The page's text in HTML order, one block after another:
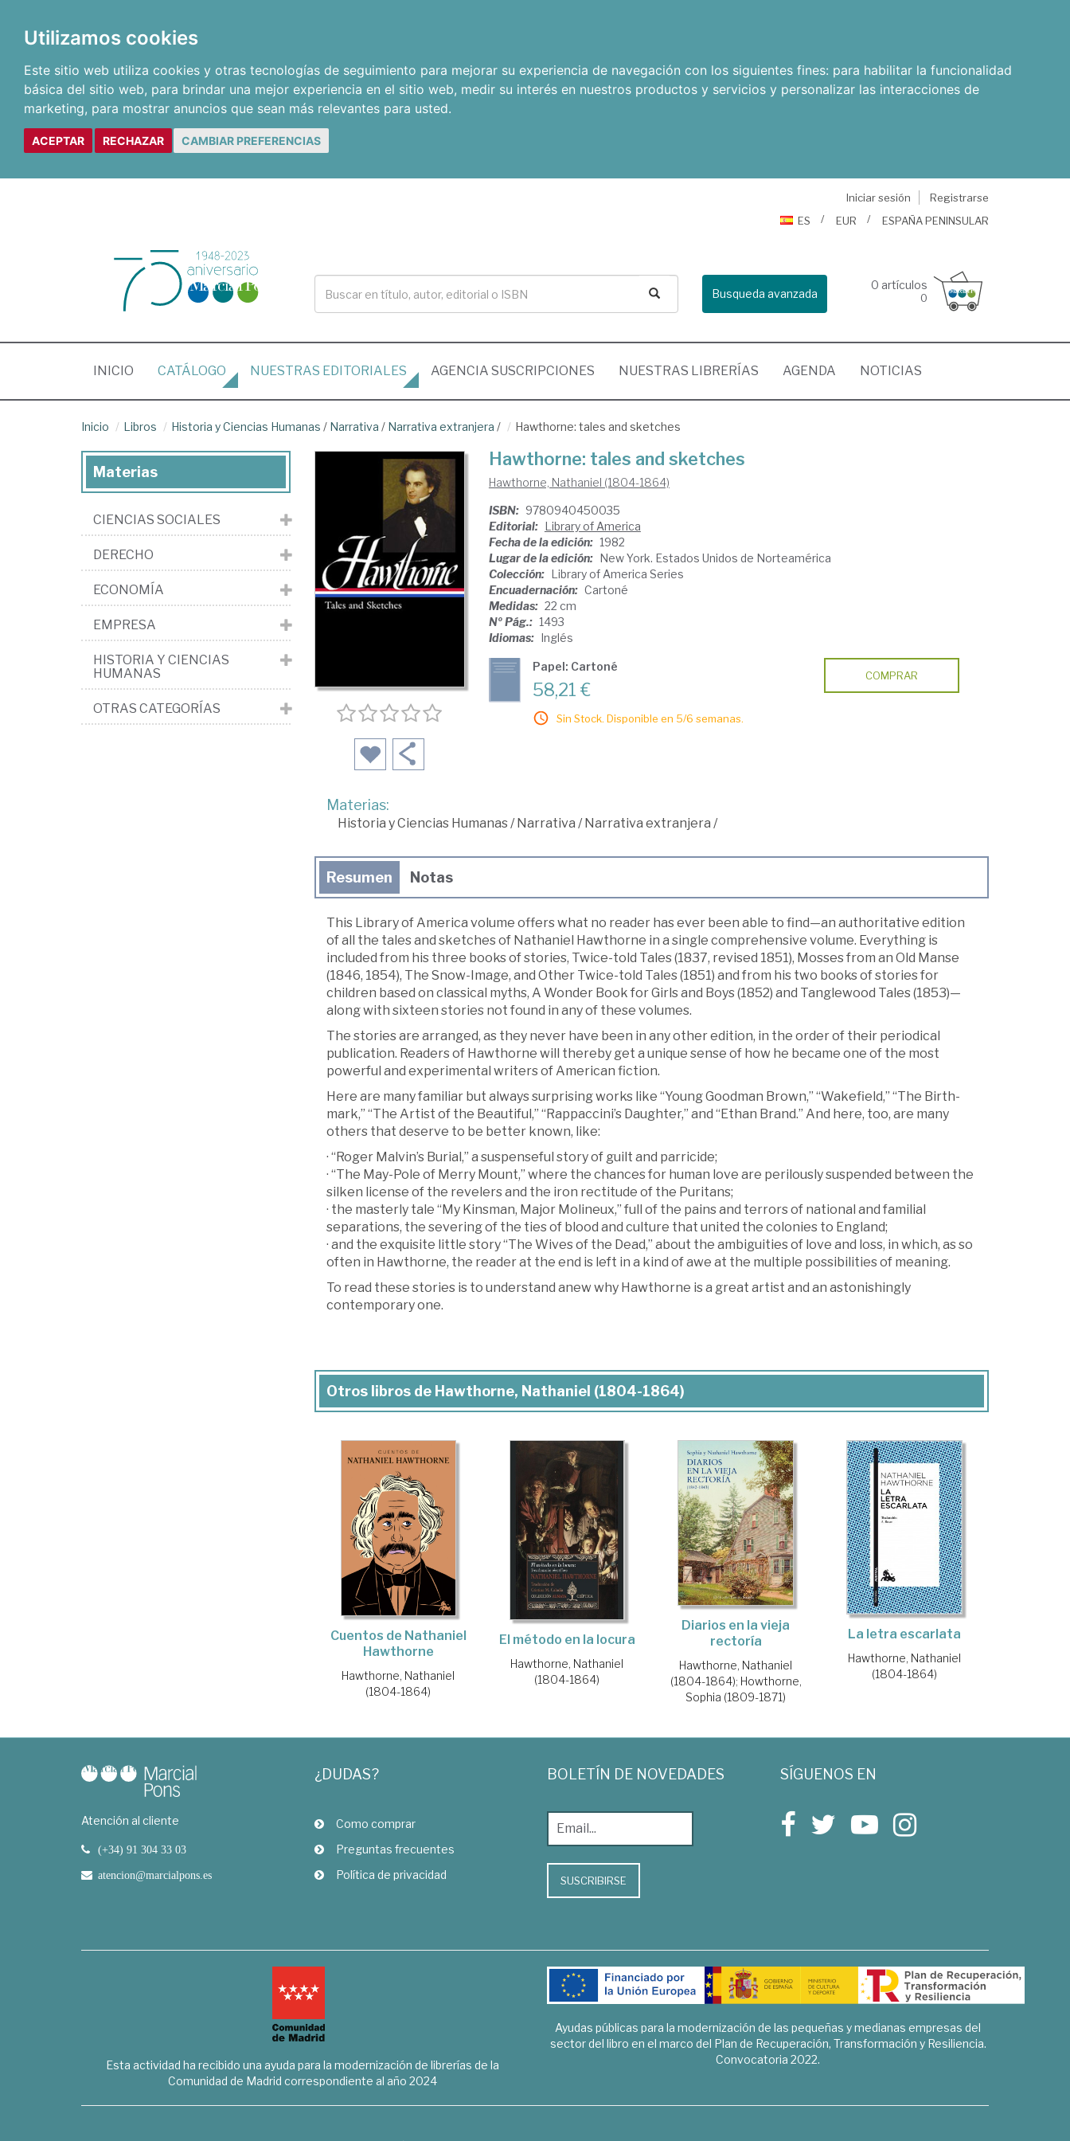
Utilizamos cookies
Este sitio web utiliza cookies y otras tecnologías de seguimiento para mejorar su experiencia de navegación con los siguientes fines: para habilitar la funcionalidad
básica del sitio web, para brindar una mejor experiencia en el sitio web, medir su interés en nuestros productos y servicios y personalizar las interacciones de
marketing, para mostrar anuncios que sean más relevantes para usted.
ACEPTAR RECHAZAR CAMBIAR PREFERENCIAS
Iniciar sesión
Registrarse
ES
EUR ESPAÑA PENINSULAR
Busqueda avanzada
0 artículos
0
INICIO (CURRENT)
CATÁLOGO NUESTRAS EDITORIALES AGENCIA SUSCRIPCIONES NUESTRAS LIBRERÍAS AGENDA NOTICIAS
Inicio Libros Historia y Ciencias Humanas / Narrativa / Narrativa extranjera / Hawthorne: tales and sketches
Hawthorne: tales and sketches
Hawthorne, Nathaniel (1804-1864)
ISBN: 9780940450035
Editorial: Library of America
Fecha de la edición: 1982
Lugar de la edición: New York. Estados Unidos de Norteamérica
Colección: Library of America Series
Encuadernación: Cartoné
Medidas: 22 cm
Nº Pág.: 1493
Idiomas: Inglés
Papel: Cartoné
58,21 €
Sin Stock. Disponible en 5/6 semanas.
COMPRAR
Materias:
Historia y Ciencias Humanas/ Narrativa / Narrativa extranjera /
Resumen Notas
This Library of America volume offers what no reader has ever been able to find—an authoritative edition
of all the tales and sketches of Nathaniel Hawthorne in a single comprehensive volume. Everything is
included from his three books of stories, Twice-told Tales (1837, revised 1851), Mosses from an Old Manse
(1846, 1854), The Snow-Image, and Other Twice-told Tales (1851) and from his two books of stories for
children based on classical myths, A Wonder Book for Girls and Boys (1852) and Tanglewood Tales (1853)—
along with sixteen stories not found in any of these volumes.
The stories are arranged, as they never have been in any other edition, in the order of their periodical
publication. Readers of Hawthorne will thereby get a unique sense of how he became one of the most
powerful and experimental writers of American fiction.
Here are many familiar but always surprising works like “Young Goodman Brown,” “Wakefield,” “The Birth-
mark,” “The Artist of the Beautiful,” “Rappaccini’s Daughter,” and “Ethan Brand.” And here, too, are many
others that deserve to be better known, like:
· “Roger Malvin’s Burial,” a suspenseful story of guilt and parricide;
· “The May-Pole of Merry Mount,” where the chances for human love are perilously suspended between the
silken license of the revelers and the iron rectitude of the Puritans;
· the masterly tale “My Kinsman, Major Molineux,” full of the pains and terrors of national and familial
separations, the severing of the ties of blood and culture that united the colonies to England;
· and the exquisite little story “The Wives of the Dead,” about the ambiguities of love and loss, in which, as so
often in Hawthorne, the reader at the end is left in a kind of awe at the multiple possibilities of meaning.
To read these stories is to understand anew why Hawthorne is a great artist and an astonishingly
contemporary one.
Otros libros de Hawthorne, Nathaniel (1804-1864)
Cuentos de Nathaniel
Hawthorne
Hawthorne, Nathaniel
(1804-1864)
El método en la locura
Hawthorne, Nathaniel
(1804-1864)
Diarios en la vieja
rectoría
Hawthorne, Nathaniel
(1804-1864); Howthorne,
Sophia (1809-1871)
La letra escarlata
Hawthorne, Nathaniel
(1804-1864)
Materias
CIENCIAS SOCIALES
DERECHO
ECONOMÍA
EMPRESA
HISTORIA Y CIENCIAS
HUMANAS
OTRAS CATEGORÍAS
Atención al cliente
(+34) 91 304 33 03
atencion@marcialpons.es
¿DUDAS?
Como comprar
Preguntas frecuentes
Política de privacidad
BOLETÍN DE NOVEDADES
SUSCRIBIRSE
SÍGUENOS EN
Esta actividad ha recibido una ayuda para la modernización de librerías de la
Comunidad de Madrid correspondiente al año 2024
Ayudas públicas para la modernización de las pequeñas y medianas empresas del
sector del libro en el marco del Plan de Recuperación, Transformación y Resiliencia.
Convocatoria 2022.